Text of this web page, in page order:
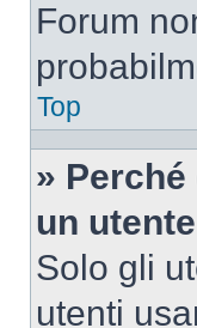
Forum
Top
»
un
Solo gli
utenti